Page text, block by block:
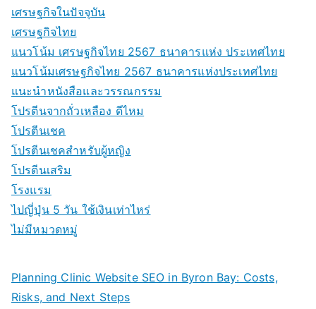
เศรษฐกิจในปัจจุบัน
เศรษฐกิจไทย
แนวโน้ม เศรษฐกิจไทย 2567 ธนาคารแห่ง ประเทศไทย
แนวโน้มเศรษฐกิจไทย 2567 ธนาคารแห่งประเทศไทย
แนะนำหนังสือและวรรณกรรม
โปรตีนจากถั่วเหลือง ดีไหม
โปรตีนเชค
โปรตีนเชคสำหรับผู้หญิง
โปรตีนเสริม
โรงแรม
ไปญี่ปุ่น 5 วัน ใช้เงินเท่าไหร่
ไม่มีหมวดหมู่
Planning Clinic Website SEO in Byron Bay: Costs,
Risks, and Next Steps